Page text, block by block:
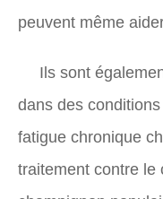
peuvent même
Ils sont
dans des
fatigue chronique
traitement contre le